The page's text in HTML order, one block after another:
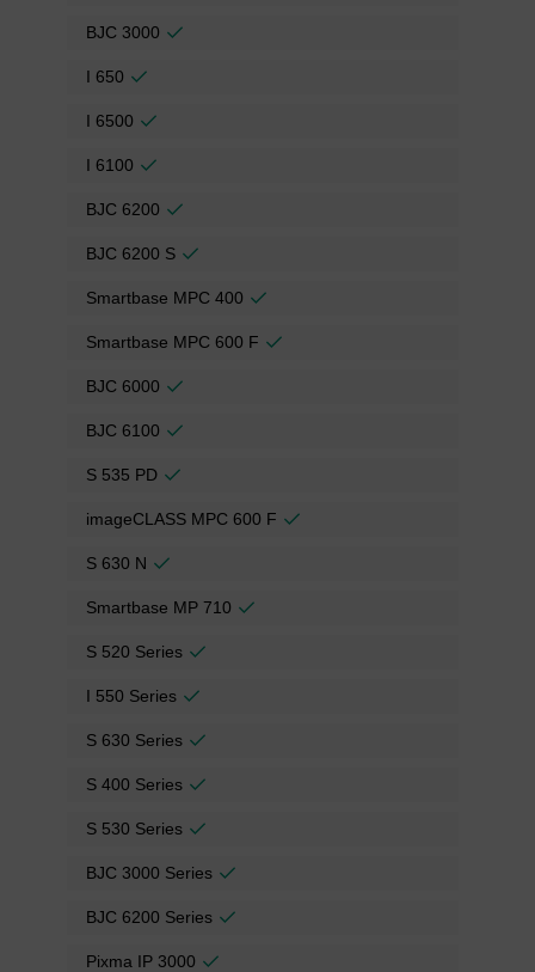
BJC 3000
I 650
I 6500
I 6100
BJC 6200
BJC 6200 S
Smartbase MPC 400
Smartbase MPC 600 F
BJC 6000
BJC 6100
S 535 PD
imageCLASS MPC 600 F
S 630 N
Smartbase MP 710
S 520 Series
I 550 Series
S 630 Series
S 400 Series
S 530 Series
BJC 3000 Series
BJC 6200 Series
Pixma IP 3000